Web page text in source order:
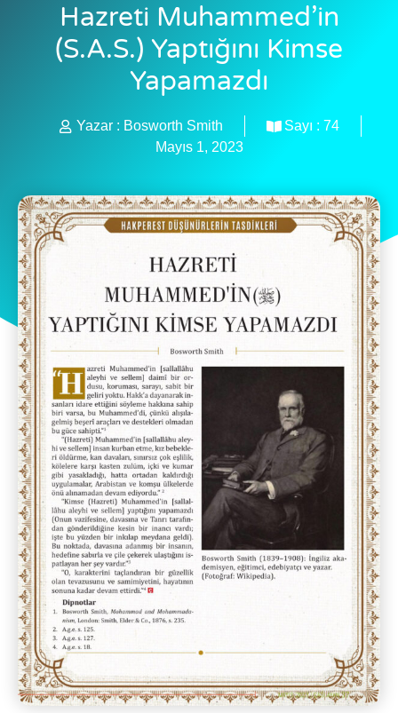
Hazreti Muhammed’in
(s.a.s.) Yaptığını Kimse
Yapamazdı
Yazar : Bosworth Smith Sayı : 74
Mayıs 1, 2023